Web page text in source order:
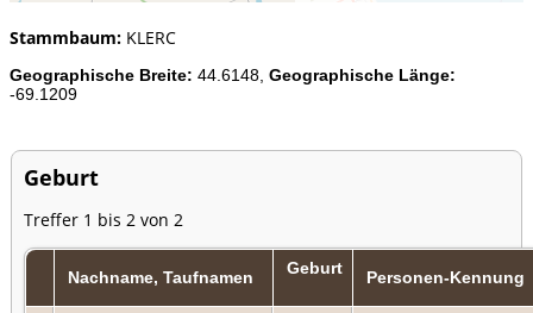
Stammbaum: KLERC
Geographische Breite: 44.6148, Geographische Länge:
-69.1209
Geburt
Treffer 1 bis 2 von 2
Nachname, Taufnamen Geburt Personen-Kennung